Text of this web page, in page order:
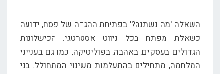
השאלה 'מה נשתנה?' בפתיחת ההגדה של פסח, ידועה
כשאלת מפתח בכל ניווט אסטרטגי. הכישלונות
הגדולים בעסקים, באהבה, בפוליטיקה, כמו גם בענייני
המלחמה, מתחילים בהתעלמות משינוי המתחולל. בני